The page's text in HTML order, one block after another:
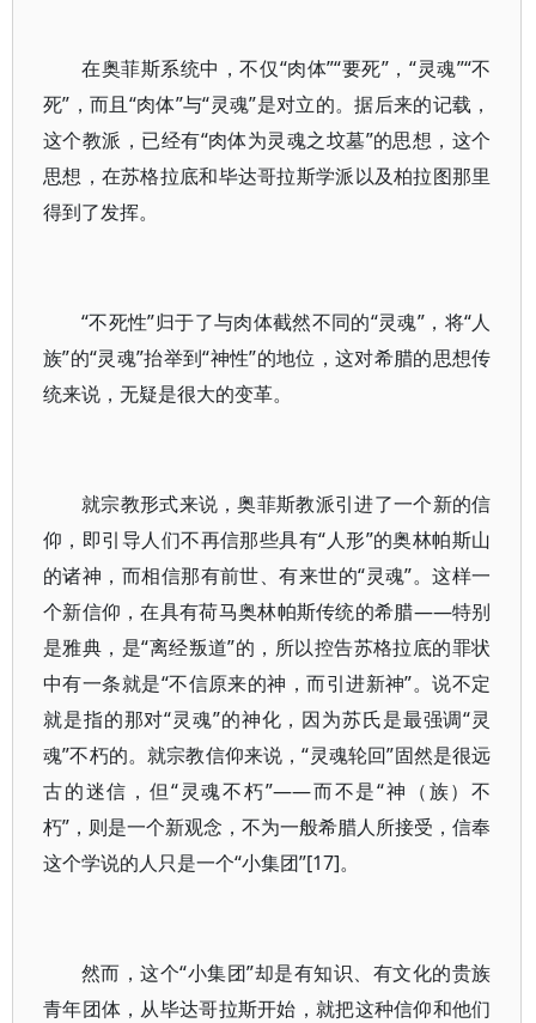
在奥菲斯系统中，不仅“肉体”“要死”，“灵魂”“不
死”，而且“肉体”与“灵魂”是对立的。据后来的记载，
这个教派，已经有“肉体为灵魂之坟墓”的思想，这个
思想，在苏格拉底和毕达哥拉斯学派以及柏拉图那里
得到了发挥。
“不死性”归于了与肉体截然不同的“灵魂”，将“人
族”的“灵魂”抬举到“神性”的地位，这对希腊的思想传
统来说，无疑是很大的变革。
就宗教形式来说，奥菲斯教派引进了一个新的信
仰，即引导人们不再信那些具有“人形”的奥林帕斯山
的诸神，而相信那有前世、有来世的“灵魂”。这样一
个新信仰，在具有荷马奥林帕斯传统的希腊——特别
是雅典，是“离经叛道”的，所以控告苏格拉底的罪状
中有一条就是“不信原来的神，而引进新神”。说不定
就是指的那对“灵魂”的神化，因为苏氏是最强调“灵
魂”不朽的。就宗教信仰来说，“灵魂轮回”固然是很远
古的迷信，但“灵魂不朽”——而不是“神（族）不
朽”，则是一个新观念，不为一般希腊人所接受，信奉
这个学说的人只是一个“小集团”[17]。
然而，这个“小集团”却是有知识、有文化的贵族
青年团体，从毕达哥拉斯开始，就把这种信仰和他们